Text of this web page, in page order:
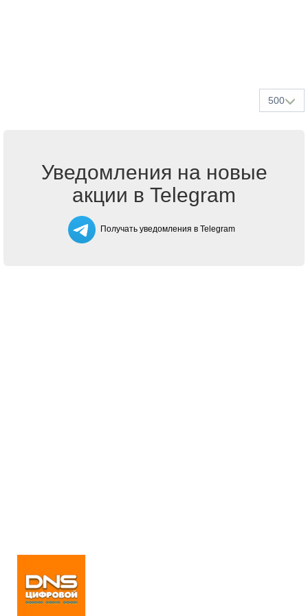
500
Уведомления на новые
акции в Telegram
Получать уведомления в Telegram